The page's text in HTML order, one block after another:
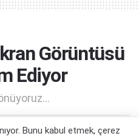
Görüntüsü
Ediyor
04/04/2022 16:26
Bunu kabul etmek, çerez